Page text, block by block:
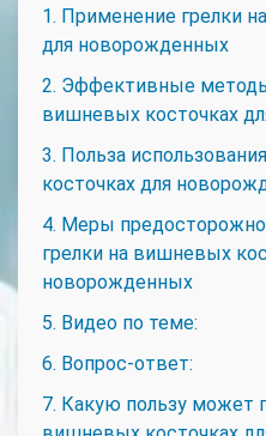
1. Применение грелки
для новорожденных
2. Эффективные
вишневых косточках
3. Польза
косточках для
4. Меры
грелки на вишневых
новорожденных
5. Видео по теме:
6. Вопрос-ответ:
7. Какую пользу может